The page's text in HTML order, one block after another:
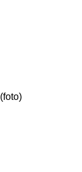
(foto)